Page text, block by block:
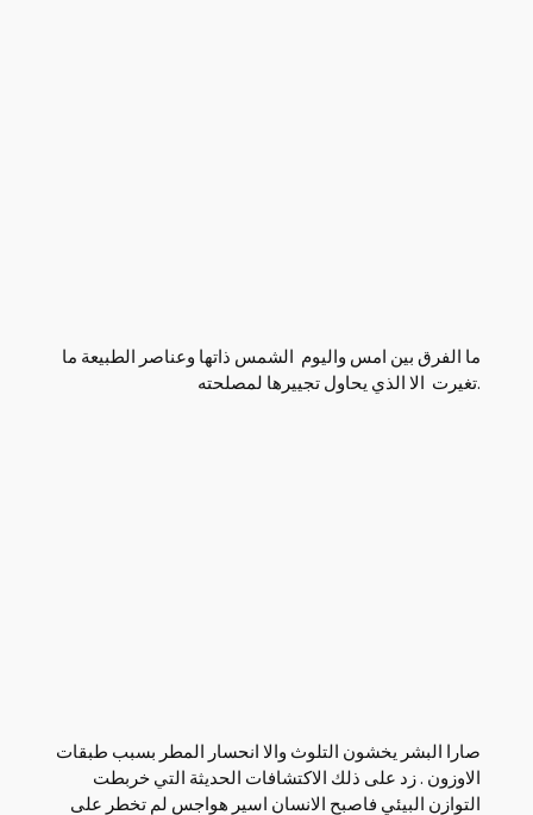
ما الفرق بين امس واليوم الشمس ذاتها وعناصر الطبيعة ما
تغيرت الا الذي يحاول تجييرها لمصلحته.
صارا البشر يخشون التلوث والا انحسار المطر بسبب طبقات
الاوزون . زد على ذلك الاكتشافات الحديثة التي خربطت
التوازن البيئي فاصبح الانسان اسير هواجس لم تخطر على